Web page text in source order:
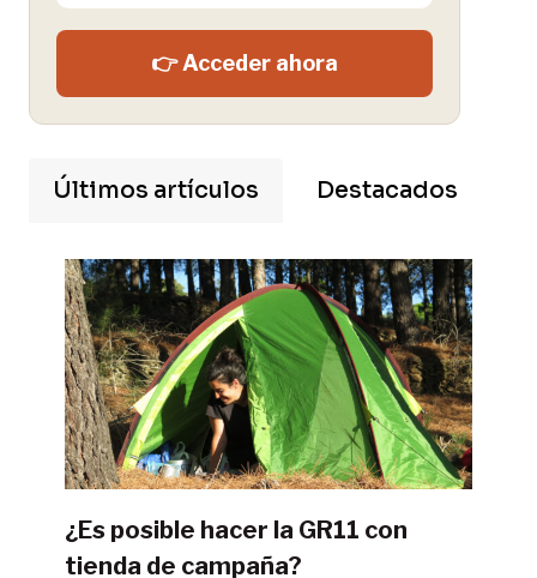
👉 Acceder ahora
Últimos artículos Destacados
¿Es posible hacer la GR11 con
tienda de campaña?